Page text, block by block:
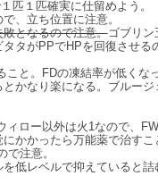
匹１匹確実に仕留めよう。
、立ち位置に注意。
となるので注意。ゴブリン
タがPPでHPを回復させる
と。FDの凍結率が低くな
かなり楽になる。ブルー
ロー以外は火1なので、
かかったら万能薬で治すこ
注意。
低レベルで抑えていると